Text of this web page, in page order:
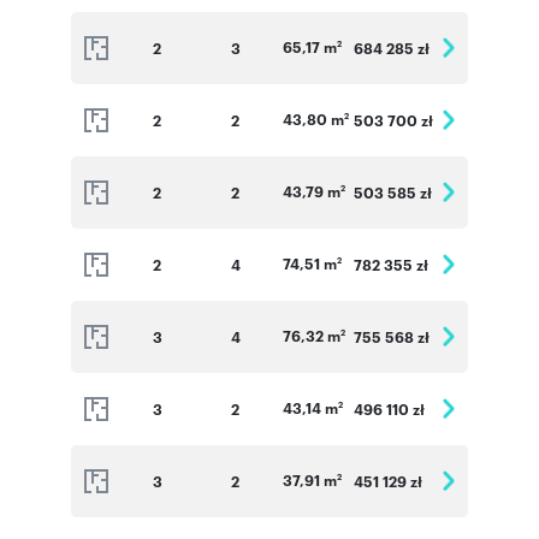
2 3 65,17 m2 684 285 zł
2 2 43,80 m2 503 700 zł
2 2 43,79 m2 503 585 zł
2 4 74,51 m2 782 355 zł
3 4 76,32 m2 755 568 zł
3 2 43,14 m2 496 110 zł
3 2 37,91 m2 451 129 zł